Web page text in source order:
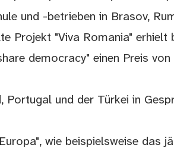
und -betrieben in Brasov,
Projekt "Viva Romania"
democracy" einen Preis
und der Türkei in
wie beispielsweise das